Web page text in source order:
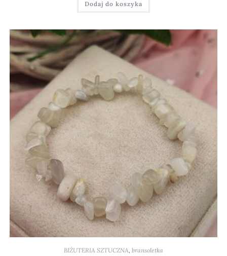
Dodaj do koszyka
BIŻUTERIA SZTUCZNA, bransoletka